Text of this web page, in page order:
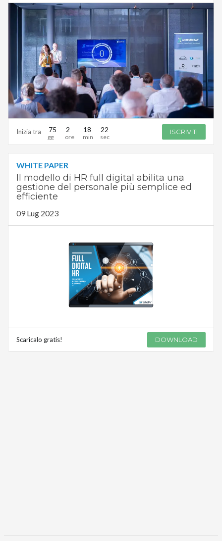
Inizia tra 75 2 18 21 ISCRIVITI
WHITE PAPER
Il modello di HR full digital abilita una
gestione del personale più semplice ed
efficiente
09 Lug 2023
Scaricalo gratis! DOWNLOAD